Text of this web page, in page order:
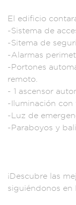
El edificio conta
-Sistema de
-Sitema de
-Alarmas p
-Portones
remoto.
- 1 ascensor au
-Iluminación con
-Luz de eme
-Paraboyos y bali
¡Descubre las
siguiéndonos en